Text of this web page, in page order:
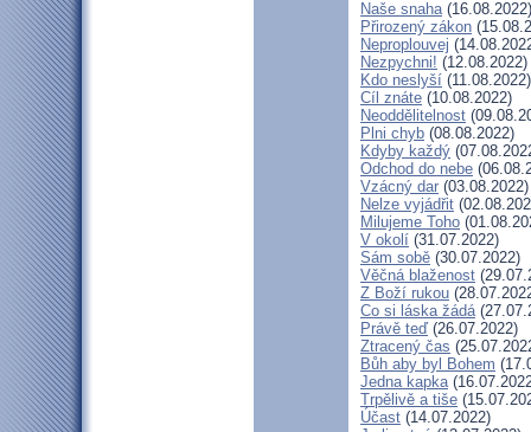
Naše snaha(16.08.2022)
Přirozený zákon
Neproplouvej
Nezpychni! (12.08.2022)
Kdo neslyší (11.08.2022)
Cíl znáte (10.08.2022)
Neoddělitelnost
Plni chyb (08.08.2022)
Kdyby každý
Odchod do nebe
Vzácný dar (03.08.2022)
Nelze vyjádřit
Milujeme Toho
V okolí (31.07.2022)
Sám sobě (30.07.2022)
Věčná blaženost
Z Boží rukou
Co si láska žádá
Právě teď (26.07.2022)
Ztracený čas
Bůh aby byl Bohem
Jedna kapka
Trpělivě a tiše
Účast (14.07.2022)